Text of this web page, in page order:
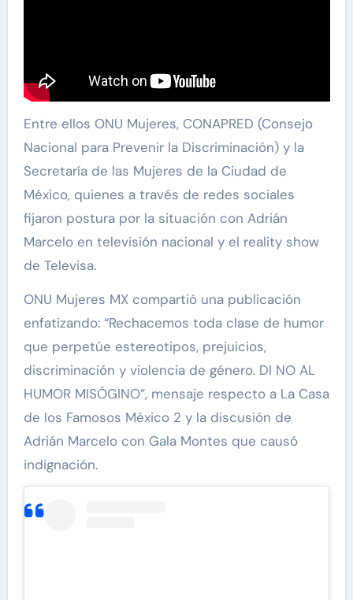
Entre ellos ONU Mujeres, CONAPRED (Consejo
Nacional para Prevenir la Discriminación) y la
Secretaría de las Mujeres de la Ciudad de
México, quienes a través de redes sociales
fijaron postura por la situación con Adrián
Marcelo en televisión nacional y el reality show
de Televisa.
ONU Mujeres MX compartió una publicación
enfatizando: “Rechacemos toda clase de humor
que perpetúe estereotipos, prejuicios,
discriminación y violencia de género. DI NO AL
HUMOR MISÓGINO”, mensaje respecto a La Casa
de los Famosos México 2 y la discusión de
Adrián Marcelo con Gala Montes que causó
indignación.